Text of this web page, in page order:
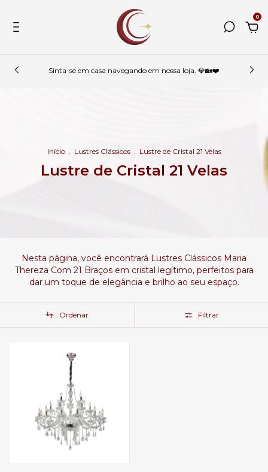
0
Sinta-se em casa navegando em nossa loja. 💎🏡❤️
Início . Lustres Clássicos . Lustre de Cristal 21 Velas
Lustre de Cristal 21 Velas
Nesta página, você encontrará Lustres Clássicos Maria
Thereza Com 21 Braços em cristal legítimo, perfeitos para
dar um toque de elegância e brilho ao seu espaço.
Ordenar Filtrar